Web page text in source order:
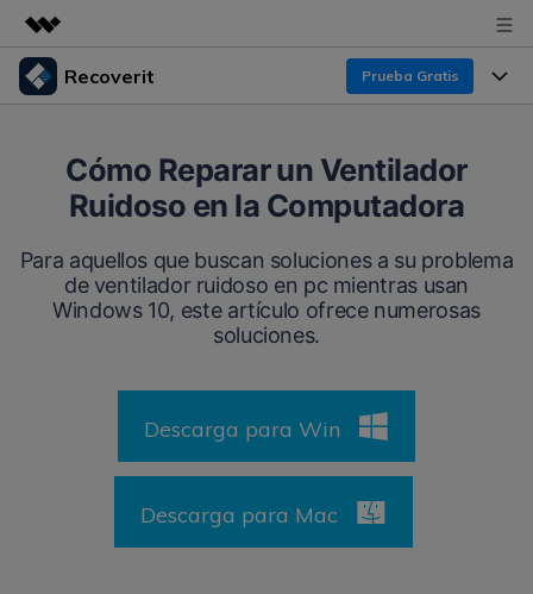
Productos destacados
Utilidades
Empresas
Resumen
Sala de prensa
Recoverit Prueba Gratis
Recoverit para Windows
Líder en recuperación para Windows
Pruébalo Gratis
Recoverit para Mac
Recupera datos ilimitados del sistema Mac
Pruébalo Gratis
Funciones
Recuperar de Unidades
Recuperar Medios Borrados
Recuperar Documentos
Recursos
Historias de Clientes
Temas Destacados
DESCARGAR Sign In
Cómo Reparar un Ventilador
Ruidoso en la Computadora
Para aquellos que buscan soluciones a su problema
de ventilador ruidoso en pc mientras usan
Windows 10, este artículo ofrece numerosas
soluciones.
Descarga para Win
Descarga para Mac